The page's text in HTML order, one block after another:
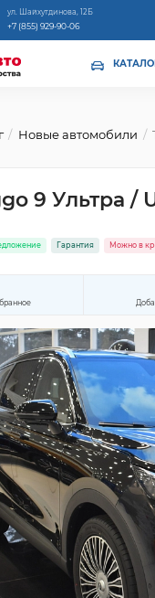
ул. Шайхутдинова, 12Б
+7 (855) 929-90-06
Новые автомобили
9 Ультра /
Гарантия Можно в